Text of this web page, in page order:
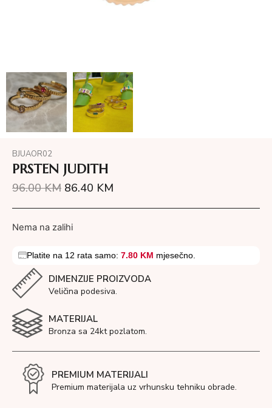
BJUAOR02
PRSTEN JUDITH
96.00KM 86.40 KM
Nema na zalihi
Platite na 12 rata samo: 7.80 KM mjesečno.
DIMENZIJE PROIZVODA
Veličina podesiva.
MATERIJAL
Bronza sa 24kt pozlatom.
PREMIUM MATERIJALI
Premium materijala uz vrhunsku tehniku obrade.